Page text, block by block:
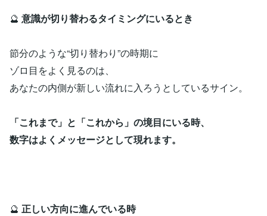
🔮 意識が切り替わるタイミングにいるとき
節分のような“切り替わり”の時期に
ゾロ目をよく見るのは、
あなたの内側が新しい流れに入ろうとしているサイン。
「これまで」と「これから」の境目にいる時、
数字はよくメッセージとして現れます。
🔮 正しい方向に進んでいる時